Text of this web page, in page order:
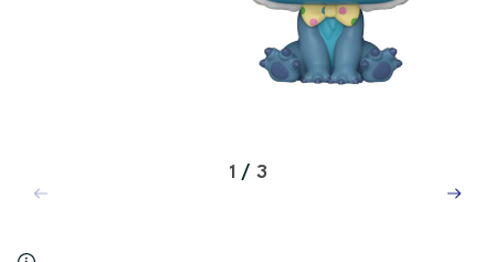
1 / 3